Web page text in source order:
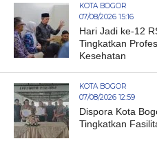
KOTA BOGOR
07/08/2026 15:16
Hari Jadi ke-12
Tingkatkan
Kesehatan
KOTA BOGOR
07/08/2026 12:59
Dispora Kota
Tingkatkan